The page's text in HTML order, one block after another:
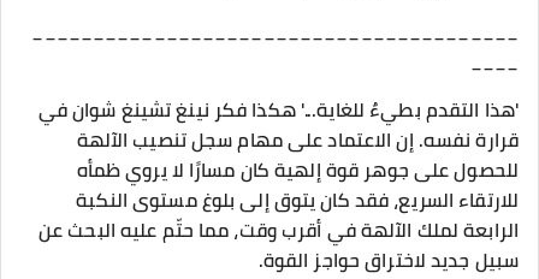
________________________________________
____
'هذا التقدم بطيءٌ للغاية...' هكذا فكر نينغ تشينغ شوان في
قرارة نفسه. إن الاعتماد على مهام سجل تنصيب الآلهة
للحصول على جوهر قوة إلهية كان مسارًا لا يروي ظمأه
للارتقاء السريع، فقد كان يتوق إلى بلوغ مستوى النكبة
الرابعة لملك الآلهة في أقرب وقت، مما حتّم عليه البحث عن
سبيل جديد لاختراق حواجز القوة.